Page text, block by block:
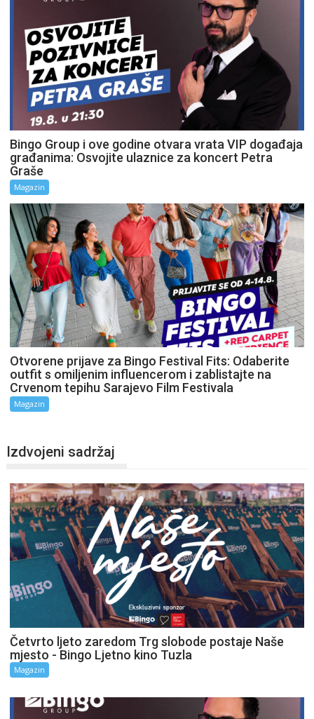
Bingo Group i ove godine otvara vrata VIP događaja
građanima: Osvojite ulaznice za koncert Petra
Graše
Magazin
Otvorene prijave za Bingo Festival Fits: Odaberite
outfit s omiljenim influencerom i zablistajte na
Crvenom tepihu Sarajevo Film Festivala
Magazin
Izdvojeni sadržaj
Četvrto ljeto zaredom Trg slobode postaje Naše
mjesto - Bingo Ljetno kino Tuzla
Magazin